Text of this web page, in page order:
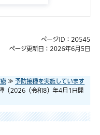
ページID：20545
ページ更新日：2026年6月5日
療 ≫ 予防接種を実施しています
（2026（令和8）年4月1日開